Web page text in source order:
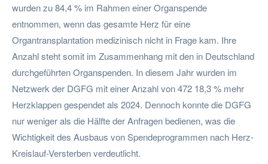
wurden zu 84,4 % im Rahmen einer Organspende
entnommen, wenn das gesamte Herz für eine
Organtransplantation medizinisch nicht in Frage kam. Ihre
Anzahl steht somit im Zusammenhang mit den in Deutschland
durchgeführten Organspenden. In diesem Jahr wurden im
Netzwerk der DGFG mit einer Anzahl von 472 18,3 % mehr
Herzklappen gespendet als 2024. Dennoch konnte die DGFG
nur weniger als die Hälfte der Anfragen bedienen, was die
Wichtigkeit des Ausbaus von Spendeprogrammen nach Herz-
Kreislauf-Versterben verdeutlicht.